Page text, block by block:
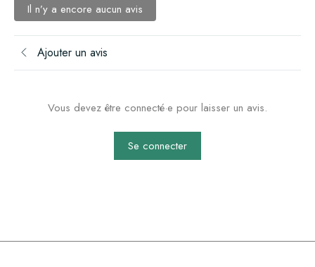
Il n’y a encore aucun avis
Ajouter un avis
Vous devez être connecté·e pour laisser un avis.
Se connecter